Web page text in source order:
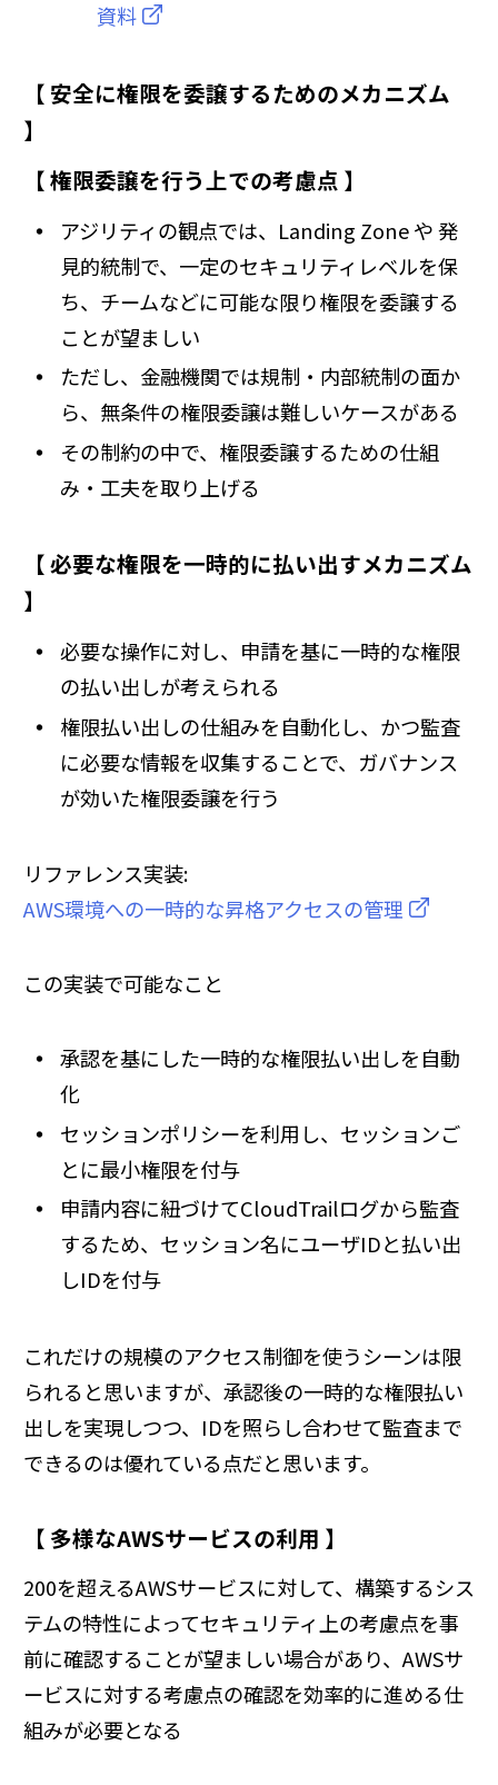
資料
【 安全に権限を委譲するためのメカニズム
】
【 権限委譲を行う上での考慮点 】
アジリティの観点では、Landing Zone や 発
見的統制で、一定のセキュリティレベルを保
ち、チームなどに可能な限り権限を委譲する
ことが望ましい
ただし、金融機関では規制・内部統制の面か
ら、無条件の権限委譲は難しいケースがある
その制約の中で、権限委譲するための仕組
み・工夫を取り上げる
【 必要な権限を一時的に払い出すメカニズム
】
必要な操作に対し、申請を基に一時的な権限
の払い出しが考えられる
権限払い出しの仕組みを自動化し、かつ監査
に必要な情報を収集することで、ガバナンス
が効いた権限委譲を行う
リファレンス実装:
AWS環境への一時的な昇格アクセスの管理
この実装で可能なこと
承認を基にした一時的な権限払い出しを自動
化
セッションポリシーを利用し、セッションご
とに最小権限を付与
申請内容に紐づけてCloudTrailログから監査
するため、セッション名にユーザIDと払い出
しIDを付与
これだけの規模のアクセス制御を使うシーンは限
られると思いますが、承認後の一時的な権限払い
出しを実現しつつ、IDを照らし合わせて監査まで
できるのは優れている点だと思います。
【 多様なAWSサービスの利用 】
200を超えるAWSサービスに対して、構築するシス
テムの特性によってセキュリティ上の考慮点を事
前に確認することが望ましい場合があり、AWSサ
ービスに対する考慮点の確認を効率的に進める仕
組みが必要となる